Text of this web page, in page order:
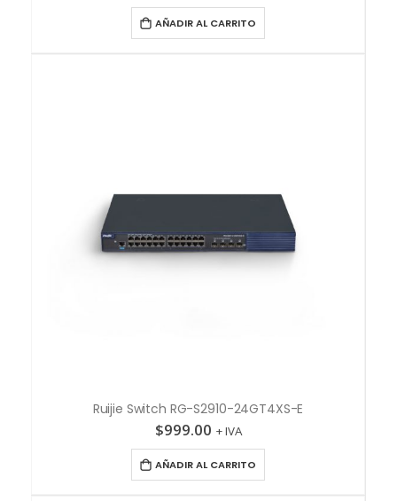
AÑADIR AL CARRITO
Ruijie Switch RG-S2910-24GT4XS-E
$999.00 + IVA
AÑADIR AL CARRITO